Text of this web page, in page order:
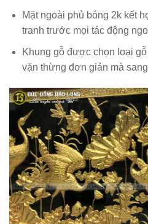
Mặt ngoài phủ bóng 2k kết
tranh trước mọi tác động
Khung gỗ được chọn loại
vặn thừng đơn giản mà